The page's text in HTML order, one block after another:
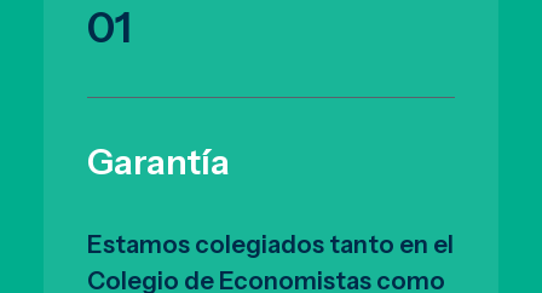
01
Garantía
Estamos colegiados tanto en el
Colegio de Economistas como